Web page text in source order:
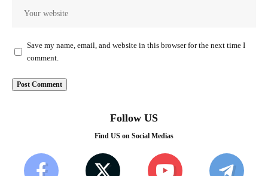
Save my name, email, and website in this browser for the next time I
comment.
Follow US
Find US on Social Medias